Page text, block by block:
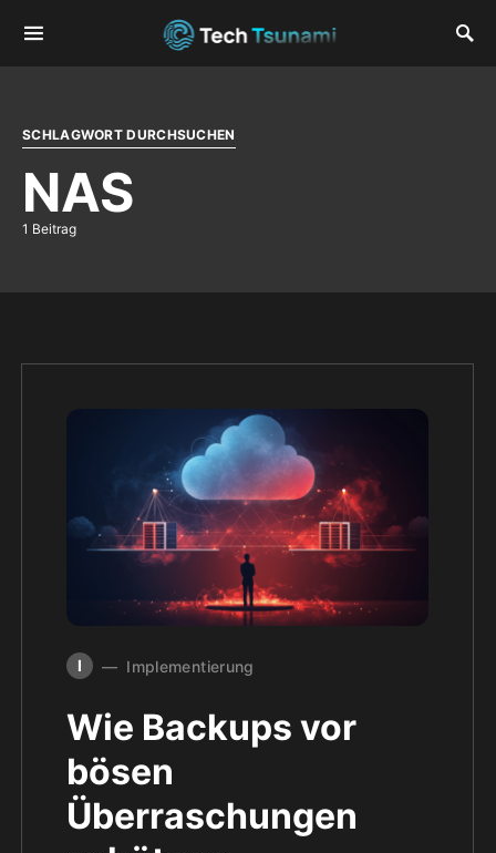
SCHLAGWORT DURCHSUCHEN
NAS
1 Beitrag
I Implementierung
Wie Backups vor
bösen
Überraschungen